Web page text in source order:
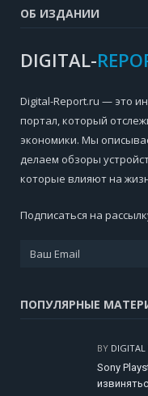
ОБ ИЗДАНИИ
DIGITAL-
Digital-Report.ru — это
портал, который
экономики. Мы
делаем обзоры
которые влияют на
Подписаться на
ПОПУЛЯРНЫЕ
BY DIGITAL
Sony